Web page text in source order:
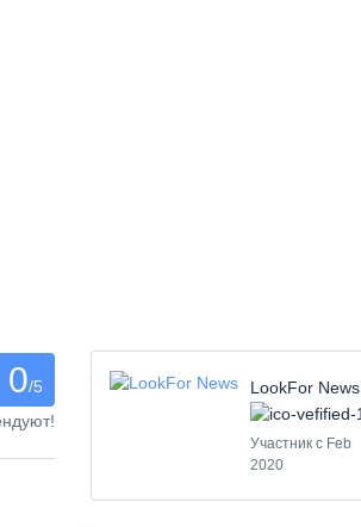
0/5
LookFor News
Участник с Feb
2020